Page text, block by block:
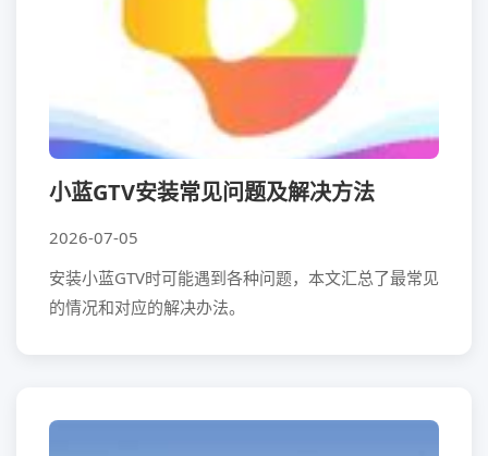
小蓝GTV安装常见问题及解决方法
2026-07-05
安装小蓝GTV时可能遇到各种问题，本文汇总了最常见
的情况和对应的解决办法。